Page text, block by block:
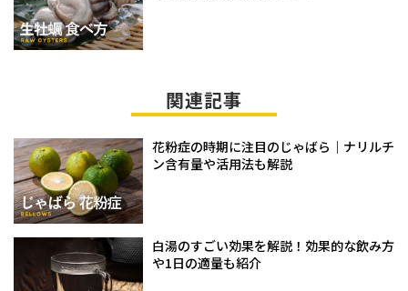
関連記事
花粉症の時期に注目のじゃばら｜ナリルチ
ン含有量や活用法も解説
白湯のすごい効果を解説！効果的な飲み方
や1日の適量も紹介